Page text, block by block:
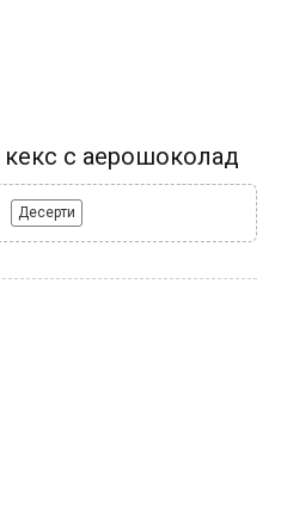
с аерошоколад
Десерти